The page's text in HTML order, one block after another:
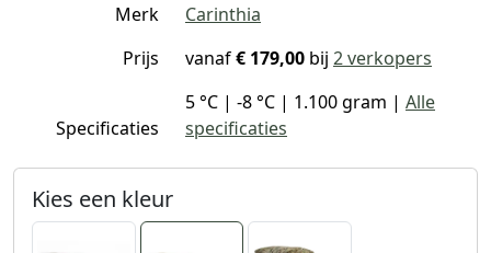
Merk
Carinthia
Prijs
vanaf€ 179,00 bij 2 verkopers
Specificaties
5 °C | -8 °C | 1.100 gram | Alle
specificaties
Kies een kleur